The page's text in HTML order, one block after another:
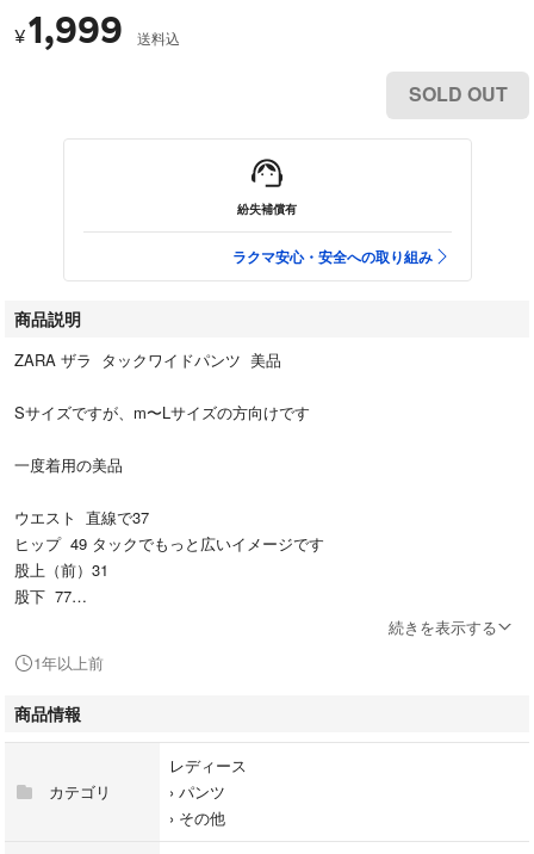
¥1,999 送料込
SOLD OUT
紛失補償有
ラクマ安心・安全への取り組み
商品説明
ZARA ザラ タックワイドパンツ 美品
Sサイズですが、m〜Lサイズの方向けです
一度着用の美品
ウエスト 直線で37
ヒップ 49 タックでもっと広いイメージです
股上（前）31
股下 77
続きを表示する
1年以上前
商品情報
カテゴリ
レディース
› パンツ
› その他